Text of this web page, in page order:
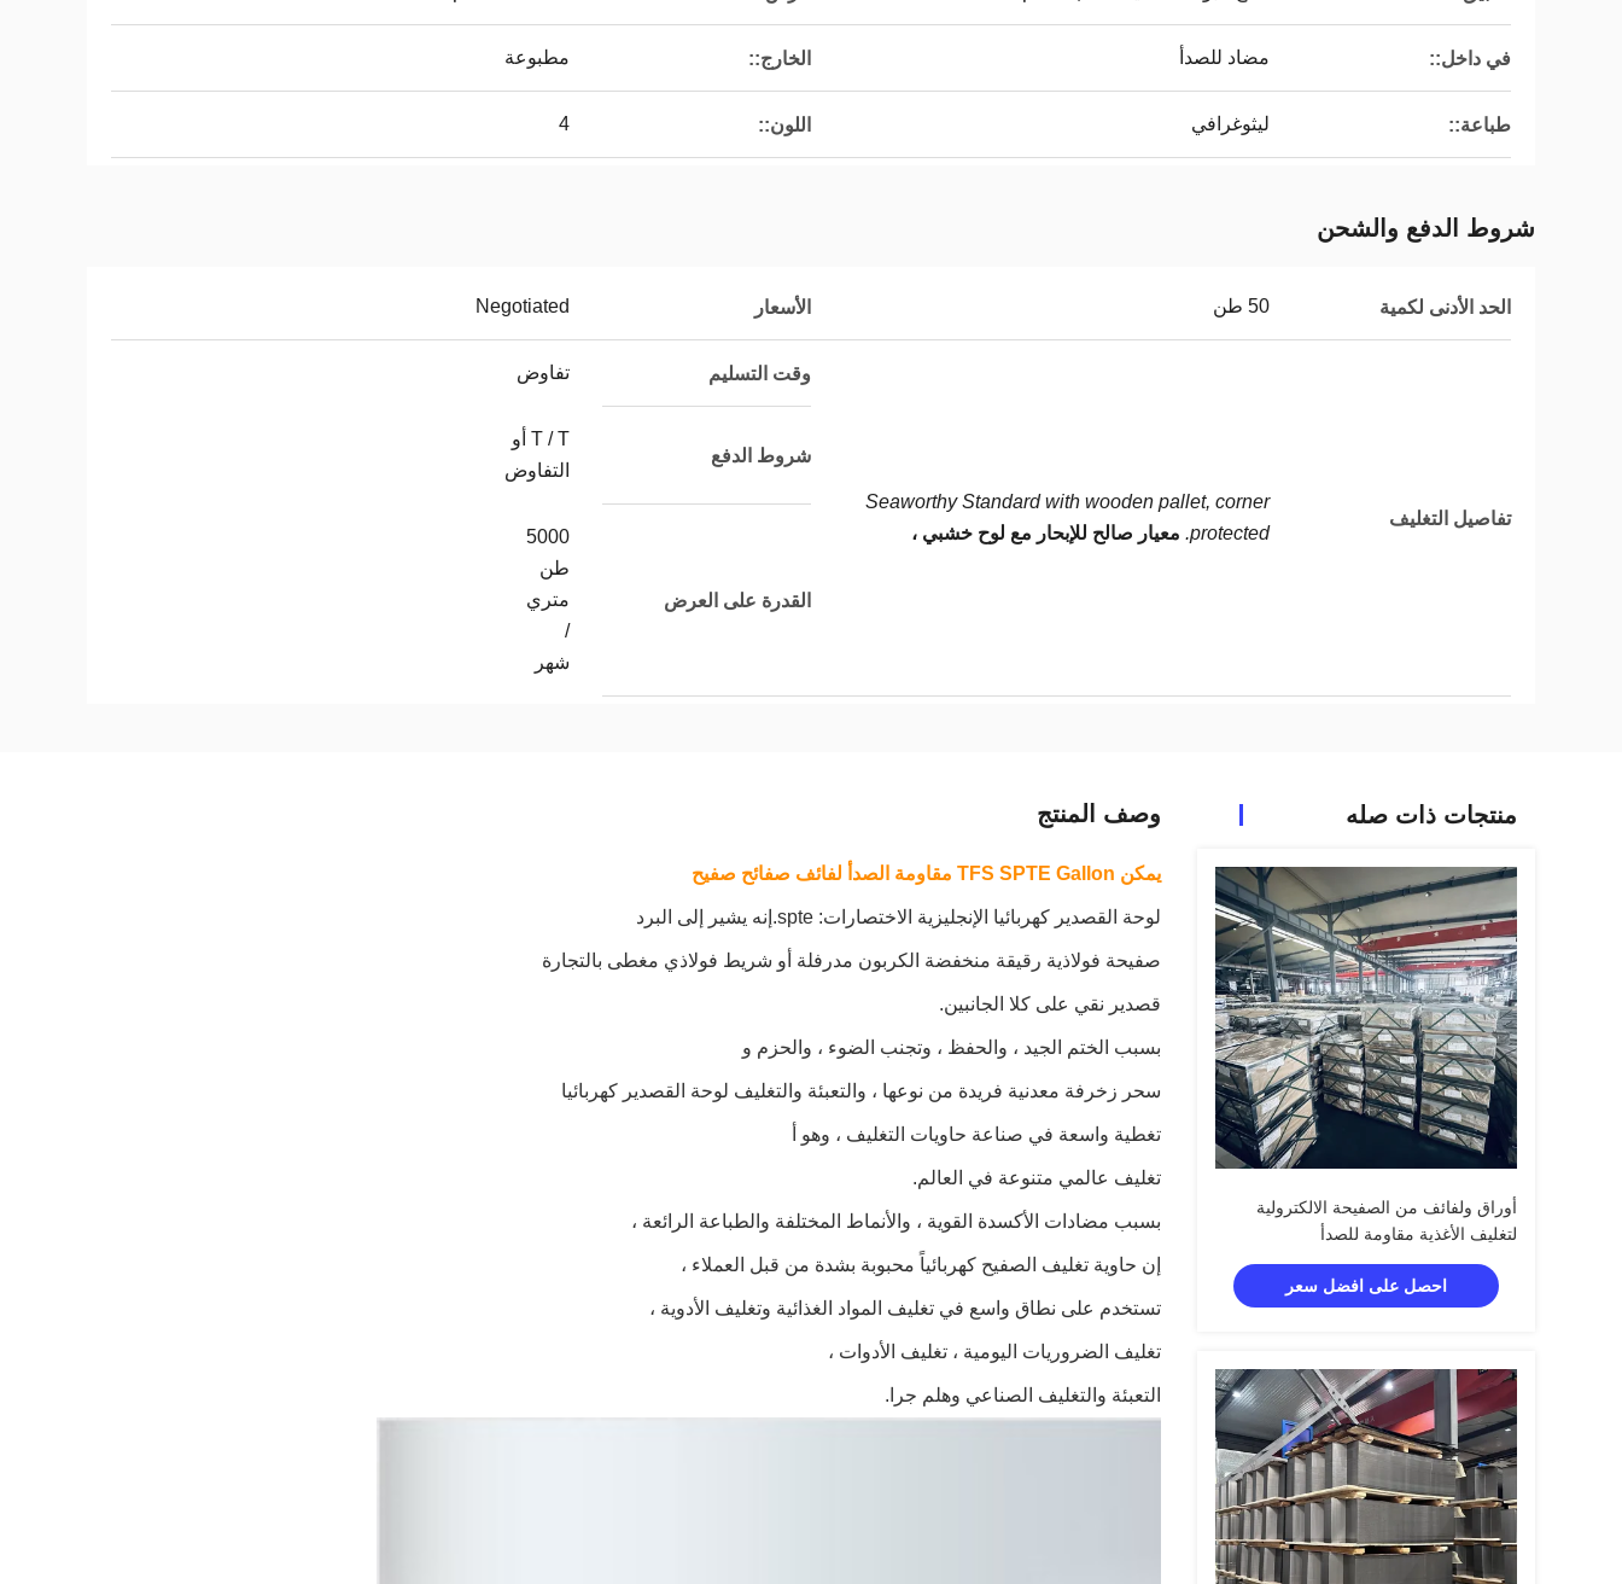
في داخل:: مضاد للصدأ الخارج:: مطبوعة
طباعة:: ليثوغرافي اللون:: 4
شروط الدفع والشحن
الحد الأدنى لكمية 50 طن الأسعار Negotiated
تفاصيل التغليف
Seaworthy Standard with wooden pallet, corner
protected. معيار صالح للإبحار مع لوح خشبي ،
وقت التسليم تفاوض
شروط الدفع
T / T أو
التفاوض
القدرة على العرض
5000
طن
متري
/
شهر
منتجات ذات صله
أوراق ولفائف من الصفيحة الالكترولية
لتغليف الأغذية مقاومة للصدأ
احصل على افضل سعر
وصف المنتج
يمكن TFS SPTE Gallon مقاومة الصدأ لفائف صفائح صفيح
لوحة القصدير كهربائيا الإنجليزية الاختصارات: spte.إنه يشير إلى البرد
صفيحة فولاذية رقيقة منخفضة الكربون مدرفلة أو شريط فولاذي مغطى بالتجارة
قصدير نقي على كلا الجانبين.
بسبب الختم الجيد ، والحفظ ، وتجنب الضوء ، والحزم و
سحر زخرفة معدنية فريدة من نوعها ، والتعبئة والتغليف لوحة القصدير كهربائيا
تغطية واسعة في صناعة حاويات التغليف ، وهو أ
تغليف عالمي متنوعة في العالم.
بسبب مضادات الأكسدة القوية ، والأنماط المختلفة والطباعة الرائعة ،
إن حاوية تغليف الصفيح كهربائياً محبوبة بشدة من قبل العملاء ،
تستخدم على نطاق واسع في تغليف المواد الغذائية وتغليف الأدوية ،
تغليف الضروريات اليومية ، تغليف الأدوات ،
التعبئة والتغليف الصناعي وهلم جرا.